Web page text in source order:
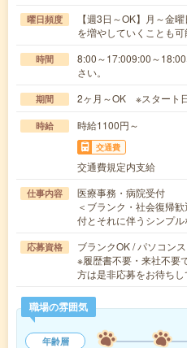
曜日頻度
【週3日～OK】月～金
を増やしていくことも
時間
8:00～17:009:00～
さい。
期間 2ヶ月～OK ※スタート
時給 時給1100円～
交通費
交通費規定内支給
仕事内容
医療事務・病院受付
＜ブランク・社会復帰
付とそれに伴うシンプ
応募資格
ブランクOK / パソコン
※履歴書不要・来社不要
方は是非応募をお待ち
職場の雰囲気
年齢層